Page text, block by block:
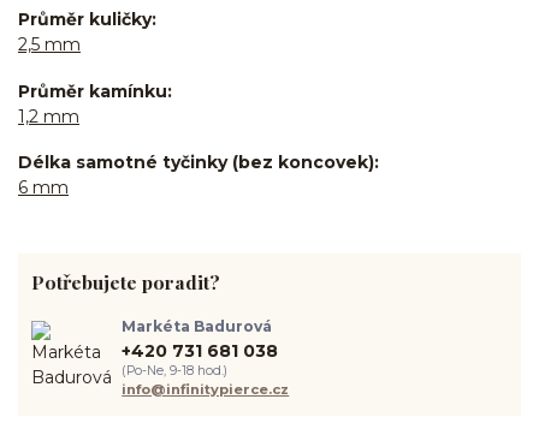
Průměr kuličky
2,5 mm
Průměr kamínku
1,2 mm
Délka samotné tyčinky (bez koncovek)
6 mm
Potřebujete poradit?
Markéta Badurová
+420 731 681 038
(Po-Ne, 9-18 hod.)
info@infinitypierce.cz